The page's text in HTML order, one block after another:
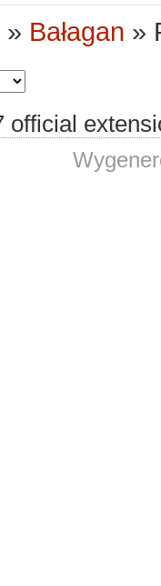
» Bałagan »
official